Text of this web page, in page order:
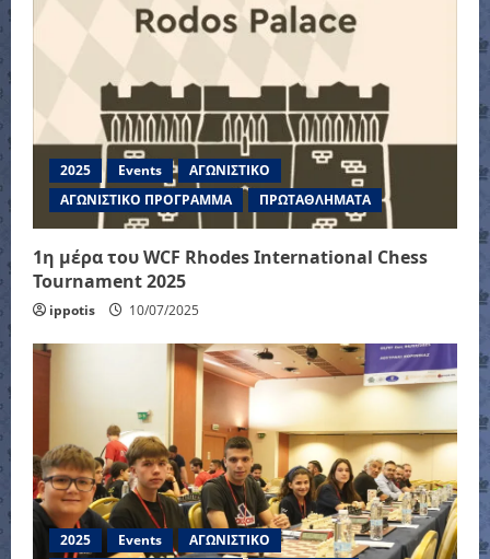
i
o
n
2025 Events
ΑΓΩΝΙΣΤΙΚΟ
ΑΓΩΝΙΣΤΙΚΟ ΠΡΟΓΡΑΜΜΑ
ΠΡΩΤΑΘΛΗΜΑΤΑ
1η μέρα του WCF Rhodes International Chess
Tournament 2025
ippotis 10/07/2025
2025 Events
ΑΓΩΝΙΣΤΙΚΟ